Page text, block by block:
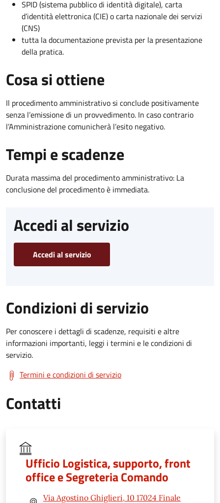
SPID (sistema pubblico di identità digitale), carta
d’identità elettronica (CIE) o carta nazionale dei servizi
(CNS)
tutta la documentazione prevista per la presentazione
della pratica.
Cosa si ottiene
Il procedimento amministrativo si conclude positivamente
senza l’emissione di un provvedimento. In caso contrario
l’Amministrazione comunicherà l’esito negativo.
Tempi e scadenze
Durata massima del procedimento amministrativo: La
conclusione del procedimento è immediata.
Accedi al servizio
Accedi al servizio
Condizioni di servizio
Per conoscere i dettagli di scadenze, requisiti e altre
informazioni importanti, leggi i termini e le condizioni di
servizio.
Termini e condizioni di servizio
Contatti
Ufficio Logistica, supporto, front
office e Segreteria Comando
Via Agostino Ghiglieri, 10 17024 Finale